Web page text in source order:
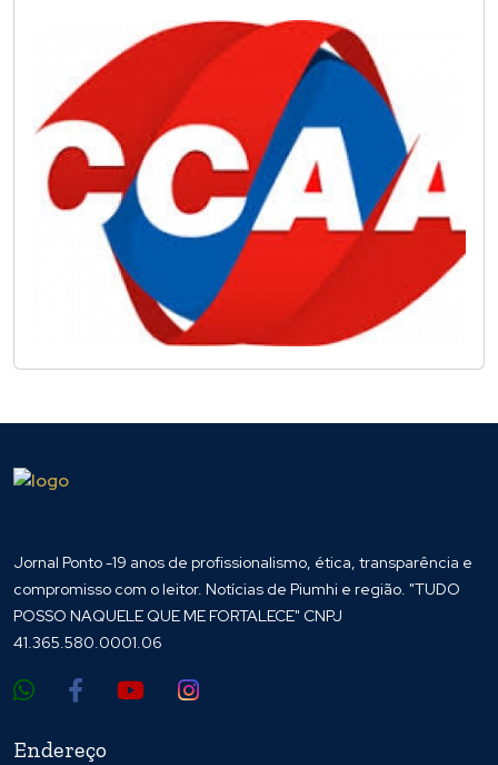
Jornal Ponto -19 anos de profissionalismo, ética, transparência e
compromisso com o leitor. Notícias de Piumhi e região. "TUDO
POSSO NAQUELE QUE ME FORTALECE" CNPJ
41.365.580.0001.06
Endereço